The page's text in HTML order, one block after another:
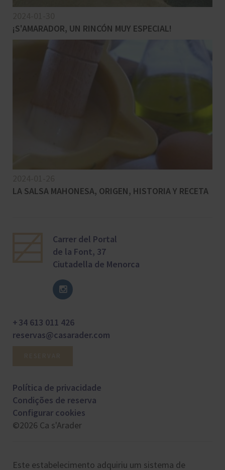
¡S'AMARADOR, UN RINCÓN MUY ESPECIAL!
LA SALSA MAHONESA, ORIGEN, HISTORIA Y RECETA
Carrer del Portal
de la Font, 37
Ciutadella de Menorca
+ 34 613 011 426
reservas@casarader.com
Política de privacidade
Condições de reserva
Configurar cookies
©2026 Ca s'Arader
Este estabelecimento adquiriu um sistema de